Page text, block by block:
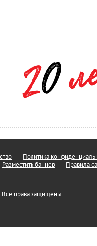
Политика
Разместить баннер Правила
права защищены.